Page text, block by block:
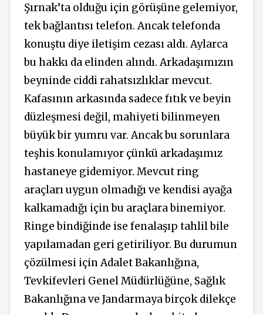
Şırnak’ta olduğu için görüşüne gelemiyor,
tek bağlantısı telefon. Ancak telefonda
konuştu diye iletişim cezası aldı. Aylarca
bu hakkı da elinden alındı. Arkadaşımızın
beyninde ciddi rahatsızlıklar mevcut.
Kafasının arkasında sadece fıtık ve beyin
düzleşmesi değil, mahiyeti bilinmeyen
büyük bir yumru var. Ancak bu sorunlara
teşhis konulamıyor çünkü arkadaşımız
hastaneye gidemiyor. Mevcut ring
araçları uygun olmadığı ve kendisi ayağa
kalkamadığı için bu araçlara binemiyor.
Ringe bindiğinde ise fenalaşıp tahlil bile
yapılamadan geri getiriliyor. Bu durumun
çözülmesi için Adalet Bakanlığına,
Tevkifevleri Genel Müdürlüğüne, Sağlık
Bakanlığına ve Jandarmaya birçok dilekçe